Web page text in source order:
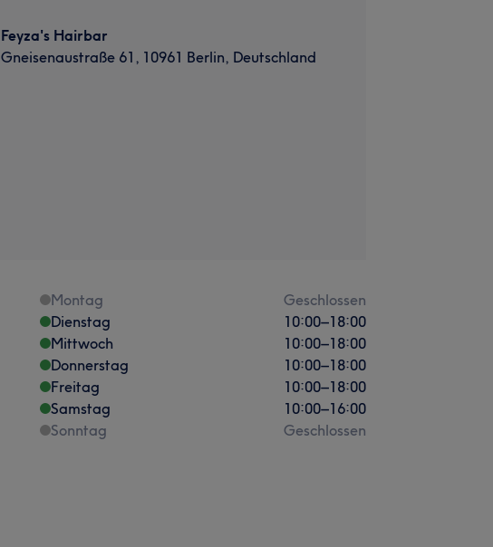
Feyza's Hairbar
Gneisenaustraße 61, 10961 Berlin, Deutschland
Montag
Geschlossen
Dienstag
10:00–18:00
Mittwoch
10:00–18:00
Donnerstag
10:00–18:00
Freitag
10:00–18:00
Samstag
10:00–16:00
Sonntag
Geschlossen